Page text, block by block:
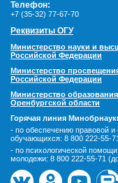
Телефон:
+7 (35-32) 77-67-70
Реквизиты ОГУ
Министерство науки и
Российской Федерации
Министерство
Российской Федерации
Министерство образования
Оренбургской области
Горячая линия
- по обеспечению правовой
обучающихся: 8 800 222-55-
- по психологической
молодежи: 8 800 222-55-71